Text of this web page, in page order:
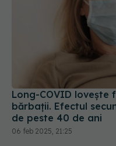
Long-COVID lovește
bărbații. Efectul
de peste 40 de ani
06 feb 2025, 21:25